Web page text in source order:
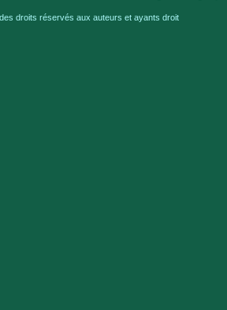
droits réservés aux auteurs et ayants droit